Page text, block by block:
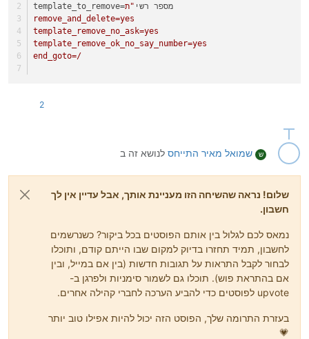
template_to_remove
=מספר רשי "ת
remove_and_delete=yes
template_remove_no_ask=yes
template_remove_ok_no_say_number=yes
end_goto=/
2
ש שמואל מאיר התייחס לנושא זה ב
שלום! נראה שהשיחה הזו מעניינת אותך, אבל עדיין אין לך
חשבון.
נמאס לכם לגלול בין אותם הפוסטים בכל ביקור? כשנרשמים
לחשבון, תמיד תחזרו בדיוק למקום שבו הייתם קודם, ותוכלו
לבחור לקבל התראות על תגובות חדשות (בין אם במייל, ובין
אם בהתראת פוש). תוכלו גם לשמור סימניות ולפרגן ב-
upvote לפוסטים כדי להביע הערכה לחברי קהילה אחרים.
בעזרת התרומה שלך, הפוסט הזה יכול להיות אפילו טוב יותר
💗